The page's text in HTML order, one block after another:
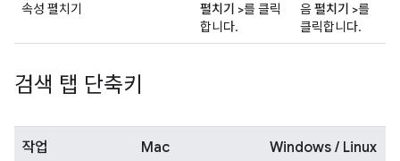
속성 펼치기
펼치기 >를 클릭
합니다.
음펼치기 >를
클릭합니다.
검색 탭 단축키
작업 Mac Windows / Linux